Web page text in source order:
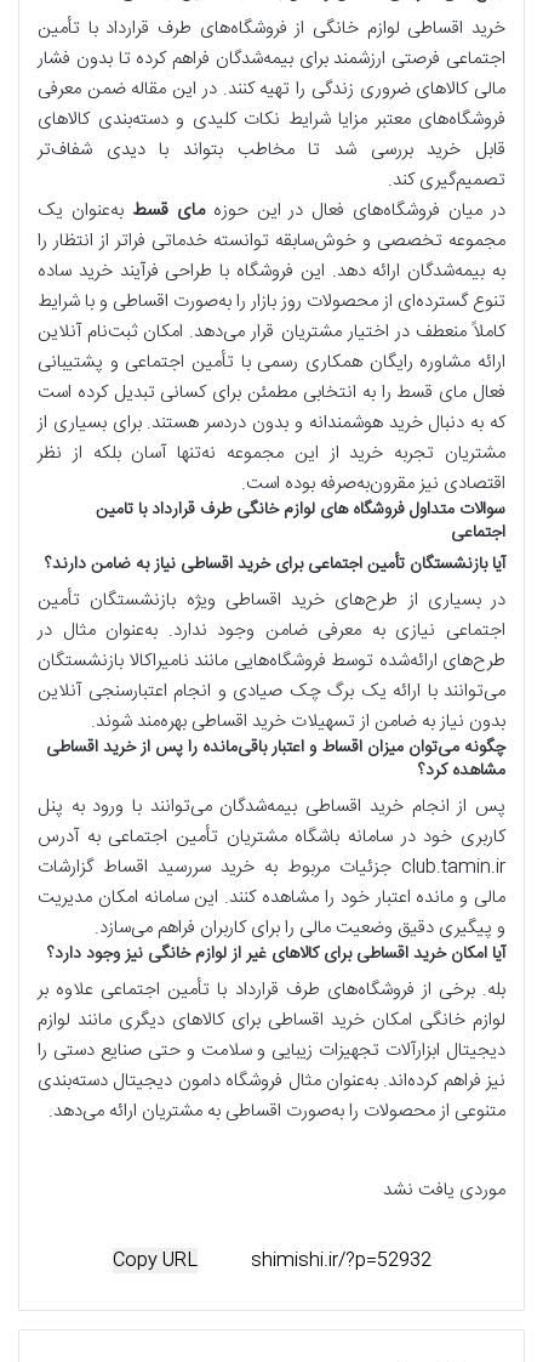
خرید اقساطی لوازم خانگی از فروشگاه‌های طرف قرارداد با تأمین
اجتماعی فرصتی ارزشمند برای بیمه‌شدگان فراهم کرده تا بدون فشار
مالی کالاهای ضروری زندگی را تهیه کنند. در این مقاله ضمن معرفی
فروشگاه‌های معتبر مزایا شرایط نکات کلیدی و دسته‌بندی کالاهای
قابل خرید بررسی شد تا مخاطب بتواند با دیدی شفاف‌تر
تصمیم‌گیری کند.
در میان فروشگاه‌های فعال در این حوزهمای قسط به‌عنوان یک
مجموعه تخصصی و خوش‌سابقه توانسته خدماتی فراتر از انتظار را
به بیمه‌شدگان ارائه دهد. این فروشگاه با طراحی فرآیند خرید ساده
تنوع گسترده‌ای از محصولات روز بازار را به‌صورت اقساطی و با شرایط
کاملاً منعطف در اختیار مشتریان قرار می‌دهد. امکان ثبت‌نام آنلاین
ارائه مشاوره رایگان همکاری رسمی با تأمین اجتماعی و پشتیبانی
فعال مای قسط را به انتخابی مطمئن برای کسانی تبدیل کرده است
که به دنبال خرید هوشمندانه و بدون دردسر هستند. برای بسیاری از
مشتریان تجربه خرید از این مجموعه نه‌تنها آسان بلکه از نظر
اقتصادی نیز مقرون‌به‌صرفه بوده است.
سوالات متداول فروشگاه های لوازم خانگی طرف قرارداد با تامین
اجتماعی
آیا بازنشستگان تأمین اجتماعی برای خرید اقساطی نیاز به ضامن دارند؟
در بسیاری از طرح‌های خرید اقساطی ویژه بازنشستگان تأمین
اجتماعی نیازی به معرفی ضامن وجود ندارد. به‌عنوان مثال در
طرح‌های ارائه‌شده توسط فروشگاه‌هایی مانند نامیراکالا بازنشستگان
می‌توانند با ارائه یک برگ چک صیادی و انجام اعتبارسنجی آنلاین
بدون نیاز به ضامن از تسهیلات خرید اقساطی بهره‌مند شوند.
چگونه می‌توان میزان اقساط و اعتبار باقی‌مانده را پس از خرید اقساطی
مشاهده کرد؟
پس از انجام خرید اقساطی بیمه‌شدگان می‌توانند با ورود به پنل
کاربری خود در سامانه باشگاه مشتریان تأمین اجتماعی به آدرس
club.tamin.ir جزئیات مربوط به خرید سررسید اقساط گزارشات
مالی و مانده اعتبار خود را مشاهده کنند. این سامانه امکان مدیریت
و پیگیری دقیق وضعیت مالی را برای کاربران فراهم می‌سازد.
آیا امکان خرید اقساطی برای کالاهای غیر از لوازم خانگی نیز وجود دارد؟
بله. برخی از فروشگاه‌های طرف قرارداد با تأمین اجتماعی علاوه بر
لوازم خانگی امکان خرید اقساطی برای کالاهای دیگری مانند لوازم
دیجیتال ابزارآلات تجهیزات زیبایی و سلامت و حتی صنایع دستی را
نیز فراهم کرده‌اند. به‌عنوان مثال فروشگاه دامون دیجیتال دسته‌بندی
متنوعی از محصولات را به‌صورت اقساطی به مشتریان ارائه می‌دهد.
موردی یافت نشد
Copy URL